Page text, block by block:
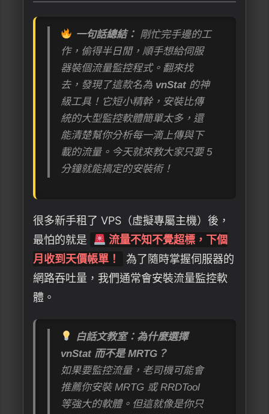
一句話總結： 剛忙完手邊的工
作，偷得半日閒，順手想給伺服
器裝個流量監控程式。翻來找
去，發現了這款名為 vnStat 的神
級工具！它短小精幹，安裝比傳
統的大型監控軟體簡單太多，還
能清楚幫你分析每一滴上傳與下
載的流量。今天就來教大家只要 5
分鐘就能搞定的安裝術！
很多新手租了 VPS（虛擬專屬主機）後，
最怕的就是
流量不知不覺超標，下個
月收到天價帳單！
為了隨時掌握伺服器的
網路吞吐量，我們通常會安裝流量監控軟
體。
白話文教室：為什麼選擇
vnStat 而不是 MRTG？
如果要監控流量，老司機可能會
推薦你安裝 MRTG 或 RRDTool
等強大的軟體。但這就像是你只